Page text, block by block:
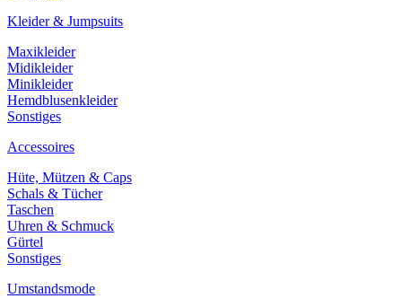
Kleider & Jumpsuits
Maxikleider
Midikleider
Minikleider
Hemdblusenkleider
Sonstiges
Accessoires
Hüte, Mützen & Caps
Schals & Tücher
Taschen
Uhren & Schmuck
Gürtel
Sonstiges
Umstandsmode